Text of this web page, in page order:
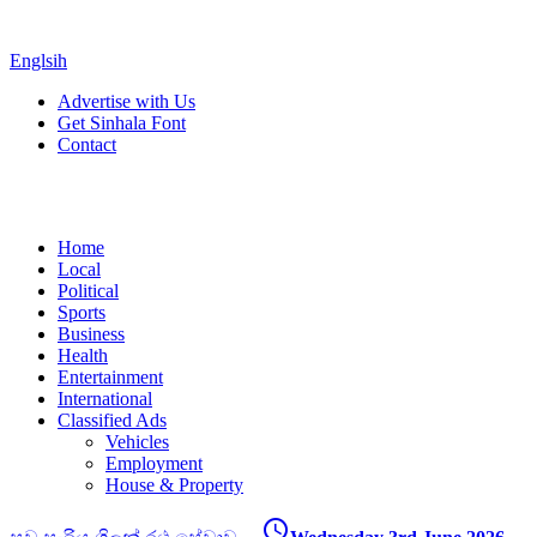
Englsih
Advertise with Us
Get Sinhala Font
Contact
Home
Local
Political
Sports
Business
Health
Entertainment
International
Classified Ads
Vehicles
Employment
House & Property
access_time